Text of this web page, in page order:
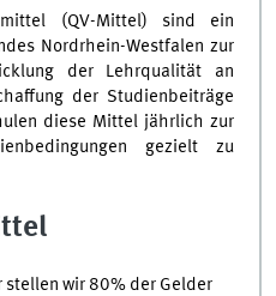
(QV-Mittel) sind ein
Nordrhein-Westfalen zur
der Lehrqualität an
der Studienbeiträge
diese Mittel jährlich zur
gezielt zu
stellen wir 80% der Gelder